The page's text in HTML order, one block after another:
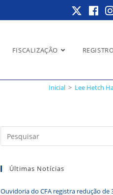
FISCALIZAÇÃO
Inicial > Lee Hetch
Últimas Notícias
Ouvidoria do CFA registra redução de